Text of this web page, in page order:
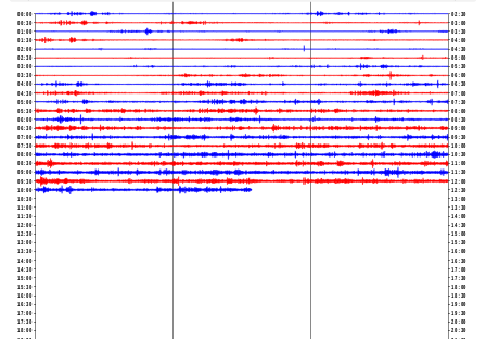
00:00
00:30
01:00
01:30
02:00
02:30
03:00
03:30
04:00
04:30
05:00
05:30
06:00
06:30
07:00
07:30
08:00
08:30
09:00
09:30
10:00
10:30
11:00
11:30
12:00
12:30
13:00
13:30
14:00
14:30
15:00
15:30
16:00
16:30
17:00
17:30
18:00
02:30
03:00
03:30
04:00
04:30
05:00
05:30
06:00
06:30
07:00
07:30
08:00
08:30
09:00
09:30
10:00
10:30
11:00
11:30
12:00
12:30
13:00
13:30
14:00
14:30
15:00
15:30
16:00
16:30
17:00
17:30
18:00
18:30
19:00
19:30
20:00
20:30